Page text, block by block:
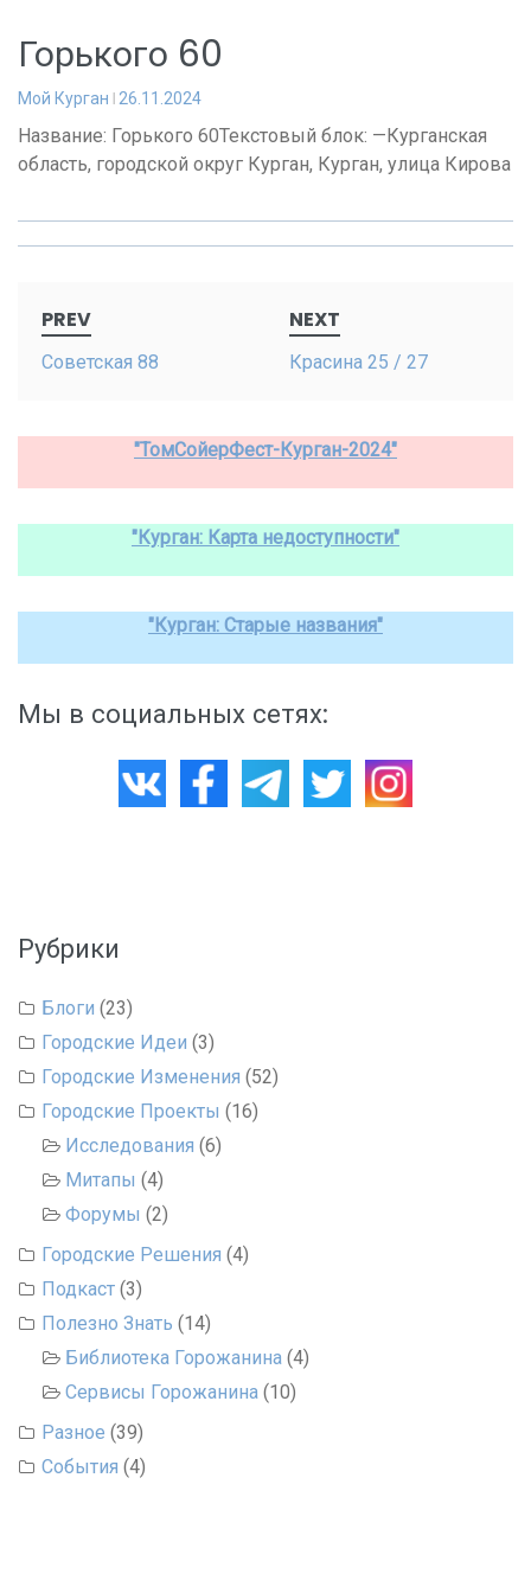
Горького 60
Мой Курган 26.11.2024
Название: Горького 60Текстовый блок: —Курганская
область, городской округ Курган, Курган, улица Кирова
navigation
PREV
Советская 88
NEXT
Красина 25 / 27
"ТомСойерФест-Курган-2024"
"Курган: Карта недоступности"
"Курган: Старые названия"
Мы в социальных сетях:
Рубрики
Блоги (23)
Городские Идеи (3)
Городские Изменения (52)
Городские Проекты (16)
Исследования (6)
Митапы (4)
Форумы (2)
Городские Решения (4)
Подкаст (3)
Полезно Знать (14)
Библиотека Горожанина (4)
Сервисы Горожанина (10)
Разное (39)
События (4)